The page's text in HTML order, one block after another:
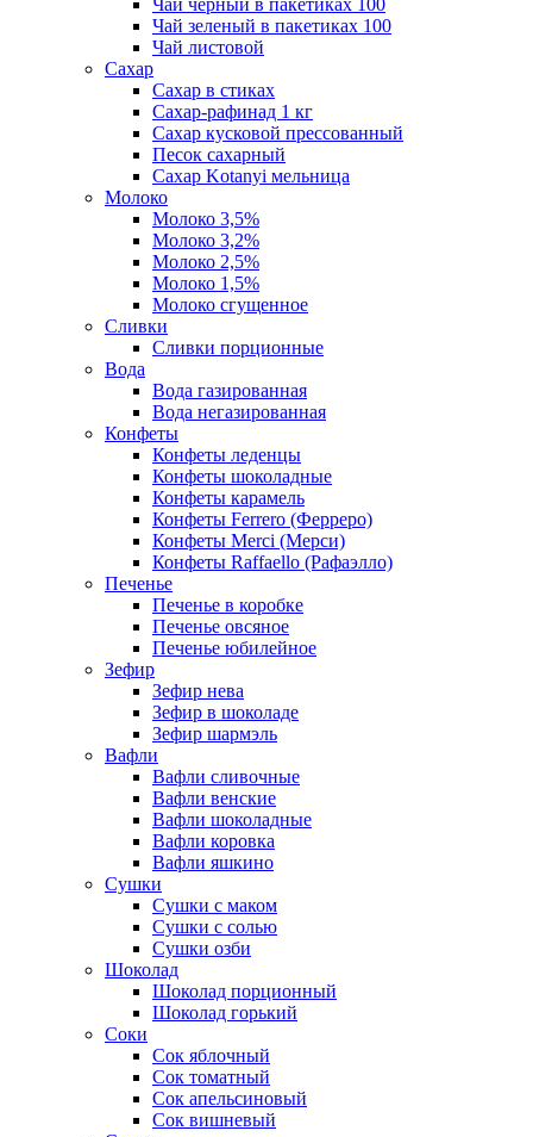
Чай черный в пакетиках 100
Чай зеленый в пакетиках 100
Чай листовой
Сахар
Сахар в стиках
Сахар-рафинад 1 кг
Сахар кусковой прессованный
Песок сахарный
Сахар Kotanyi мельница
Молоко
Молоко 3,5%
Молоко 3,2%
Молоко 2,5%
Молоко 1,5%
Молоко сгущенное
Сливки
Сливки порционные
Вода
Вода газированная
Вода негазированная
Конфеты
Конфеты леденцы
Конфеты шоколадные
Конфеты карамель
Конфеты Ferrero (Ферреро)
Конфеты Merci (Мерси)
Конфеты Raffaello (Рафаэлло)
Печенье
Печенье в коробке
Печенье овсяное
Печенье юбилейное
Зефир
Зефир нева
Зефир в шоколаде
Зефир шармэль
Вафли
Вафли сливочные
Вафли венские
Вафли шоколадные
Вафли коровка
Вафли яшкино
Сушки
Сушки с маком
Сушки с солью
Сушки озби
Шоколад
Шоколад порционный
Шоколад горький
Соки
Сок яблочный
Сок томатный
Сок апельсиновый
Сок вишневый